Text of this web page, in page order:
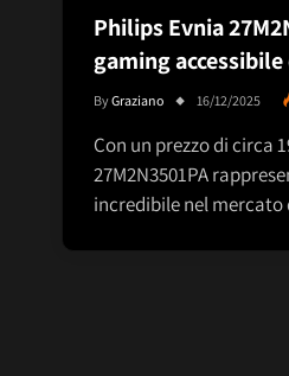
Philips Evnia
gaming
ByGraziano 16/12/2025
Con un prezzo di circa
27M2N3501PA
incredibile nel